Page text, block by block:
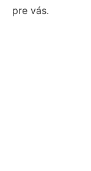
pre vás.